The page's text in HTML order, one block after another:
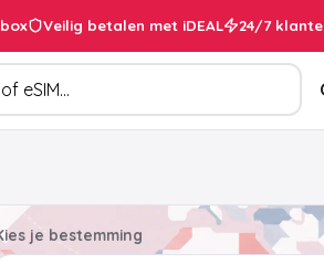
Veilig betalen met iDEAL 24/7
je bestemming